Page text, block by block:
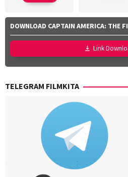
Jan
Zalar
John
Lord
DOWNLOAD CAPTAIN AMERICA: THE
Link
TELEGRAM FILMKITA